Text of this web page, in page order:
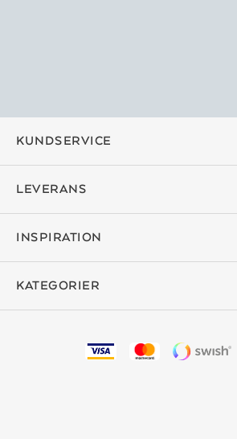
KUNDSERVICE
LEVERANS
INSPIRATION
KATEGORIER